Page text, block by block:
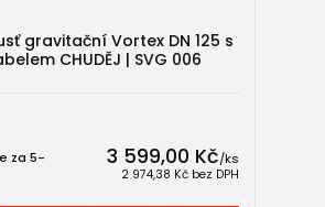
gajgr v 7 bodech
kanalizační venkovní vpusť od A
produkty
gravitační Vortex DN 125 s
CHUDĚJ | SVG 006
3 599,00 Kč/ks
2 974,38 Kč bez DPH
za 5-